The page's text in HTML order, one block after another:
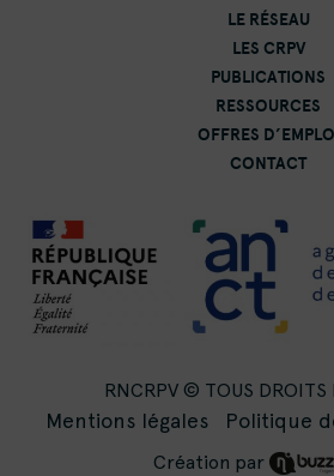
LE RÉSEAU
LES CRPV
PUBLICATIONS
RESSOURCES
OFFRES
CONTACT
RNCRPV © TOUS DROITS
Mentions légales Politique
Création par